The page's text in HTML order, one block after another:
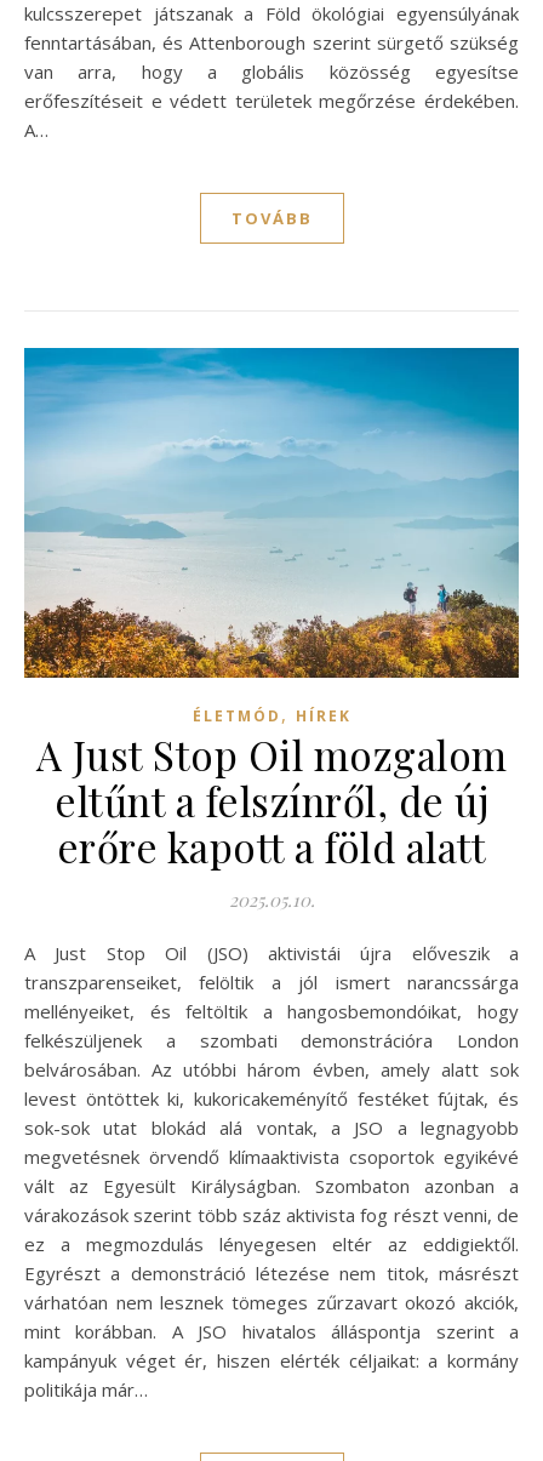
kulcsszerepet játszanak a Föld ökológiai egyensúlyának
fenntartásában, és Attenborough szerint sürgető szükség
van arra, hogy a globális közösség egyesítse
erőfeszítéseit e védett területek megőrzése érdekében.
A…
TOVÁBB
ÉLETMÓD , HÍREK
A Just Stop Oil mozgalom
eltűnt a felszínről, de új
erőre kapott a föld alatt
2025.05.10.
A Just Stop Oil (JSO) aktivistái újra előveszik a
transzparenseiket, felöltik a jól ismert narancssárga
mellényeiket, és feltöltik a hangosbemondóikat, hogy
felkészüljenek a szombati demonstrációra London
belvárosában. Az utóbbi három évben, amely alatt sok
levest öntöttek ki, kukoricakeményítő festéket fújtak, és
sok-sok utat blokád alá vontak, a JSO a legnagyobb
megvetésnek örvendő klímaaktivista csoportok egyikévé
vált az Egyesült Királyságban. Szombaton azonban a
várakozások szerint több száz aktivista fog részt venni, de
ez a megmozdulás lényegesen eltér az eddigiektől.
Egyrészt a demonstráció létezése nem titok, másrészt
várhatóan nem lesznek tömeges zűrzavart okozó akciók,
mint korábban. A JSO hivatalos álláspontja szerint a
kampányuk véget ér, hiszen elérték céljaikat: a kormány
politikája már…